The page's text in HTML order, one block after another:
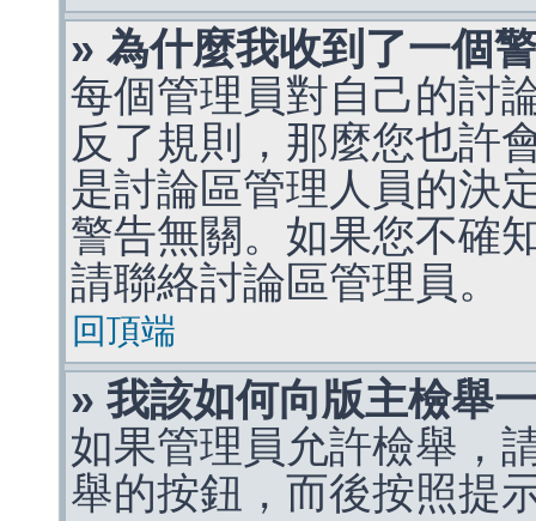
» 為什麼我收到了一個
每個管理員對自己的討
反了規則，那麼您也許
是討論區管理人員的決
警告無關。如果您不確
請聯絡討論區管理員。
回頂端
» 我該如何向版主檢舉
如果管理員允許檢舉，
舉的按鈕，而後按照提